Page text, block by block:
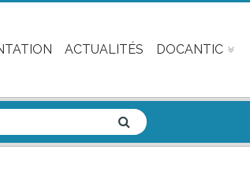
ACTUALITÉS DOCANTIC